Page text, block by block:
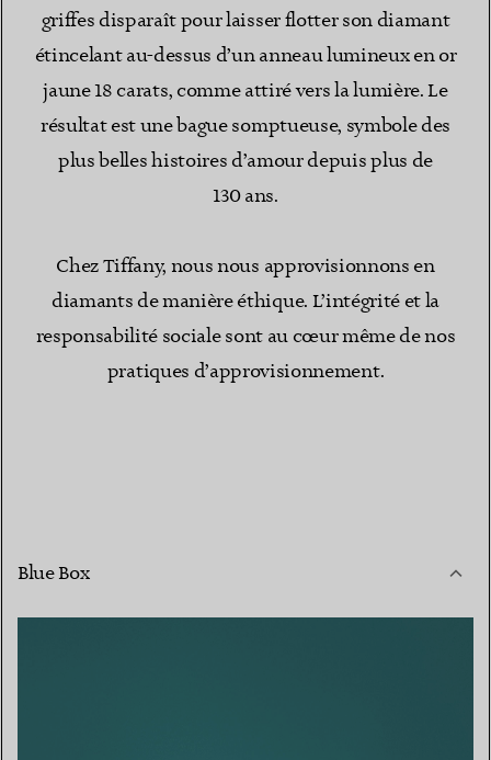
griffes disparaît pour laisser flotter son diamant
étincelant au-dessus d’un anneau lumineux en or
jaune 18 carats, comme attiré vers la lumière. Le
résultat est une bague somptueuse, symbole des
plus belles histoires d’amour depuis plus de
130 ans.
Chez Tiffany, nous nous approvisionnons en
diamants de manière éthique. L’intégrité et la
responsabilité sociale sont au cœur même de nos
pratiques d’approvisionnement.
Blue Box